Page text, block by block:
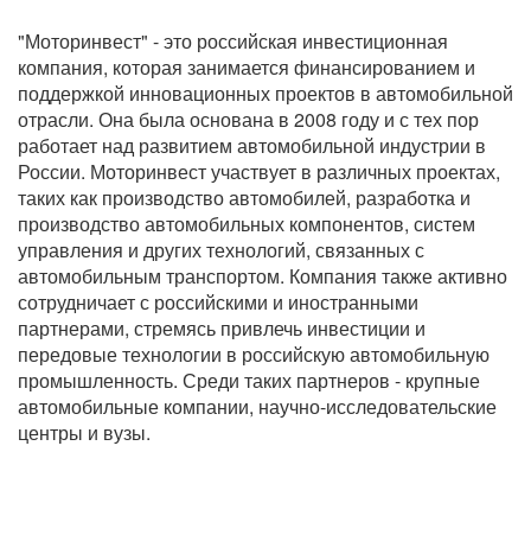
"Моторинвест" - это российская инвестиционная
компания, которая занимается финансированием и
поддержкой инновационных проектов в автомобильной
отрасли. Она была основана в 2008 году и с тех пор
работает над развитием автомобильной индустрии в
России. Моторинвест участвует в различных проектах,
таких как производство автомобилей, разработка и
производство автомобильных компонентов, систем
управления и других технологий, связанных с
автомобильным транспортом. Компания также активно
сотрудничает с российскими и иностранными
партнерами, стремясь привлечь инвестиции и
передовые технологии в российскую автомобильную
промышленность. Среди таких партнеров - крупные
автомобильные компании, научно-исследовательские
центры и вузы.